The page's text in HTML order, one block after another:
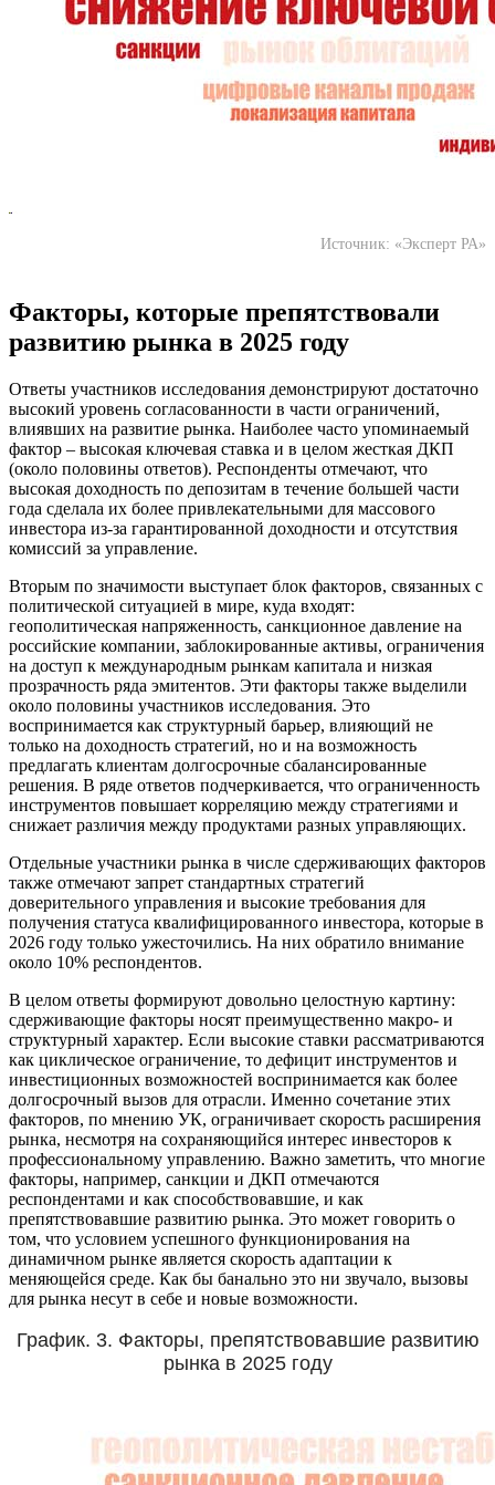
Источник: «Эксперт РА»
Факторы, которые препятствовали
развитию рынка в 2025 году
Ответы участников исследования демонстрируют достаточно
высокий уровень согласованности в части ограничений,
влиявших на развитие рынка. Наиболее часто упоминаемый
фактор – высокая ключевая ставка и в целом жесткая ДКП
(около половины ответов). Респонденты отмечают, что
высокая доходность по депозитам в течение большей части
года сделала их более привлекательными для массового
инвестора из-за гарантированной доходности и отсутствия
комиссий за управление.
Вторым по значимости выступает блок факторов, связанных с
политической ситуацией в мире, куда входят:
геополитическая напряженность, санкционное давление на
российские компании, заблокированные активы, ограничения
на доступ к международным рынкам капитала и низкая
прозрачность ряда эмитентов. Эти факторы также выделили
около половины участников исследования. Это
воспринимается как структурный барьер, влияющий не
только на доходность стратегий, но и на возможность
предлагать клиентам долгосрочные сбалансированные
решения. В ряде ответов подчеркивается, что ограниченность
инструментов повышает корреляцию между стратегиями и
снижает различия между продуктами разных управляющих.
Отдельные участники рынка в числе сдерживающих факторов
также отмечают запрет стандартных стратегий
доверительного управления и высокие требования для
получения статуса квалифицированного инвестора, которые в
2026 году только ужесточились. На них обратило внимание
около 10% респондентов.
В целом ответы формируют довольно целостную картину:
сдерживающие факторы носят преимущественно макро- и
структурный характер. Если высокие ставки рассматриваются
как циклическое ограничение, то дефицит инструментов и
инвестиционных возможностей воспринимается как более
долгосрочный вызов для отрасли. Именно сочетание этих
факторов, по мнению УК, ограничивает скорость расширения
рынка, несмотря на сохраняющийся интерес инвесторов к
профессиональному управлению. Важно заметить, что многие
факторы, например, санкции и ДКП отмечаются
респондентами и как способствовавшие, и как
препятствовавшие развитию рынка. Это может говорить о
том, что условием успешного функционирования на
динамичном рынке является скорость адаптации к
меняющейся среде. Как бы банально это ни звучало, вызовы
для рынка несут в себе и новые возможности.
График. 3. Факторы, препятствовавшие развитию
рынка в 2025 году